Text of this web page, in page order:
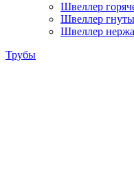
Швеллер
Швеллер
Швеллер
Трубы